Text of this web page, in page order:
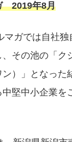
2019年8月
マガでは自社独
その池の「ク
）」となった
堅中小企業を